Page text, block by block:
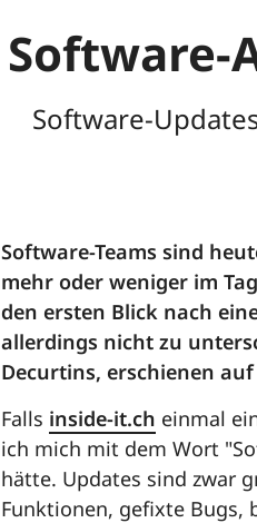
Software-
Software-Teams sind
mehr oder weniger im
den ersten Blick nach
allerdings nicht zu
Decurtins, erschienen
Falls inside-it.ch einmal
ich mich mit dem Wort
hätte. Updates sind zwar
Funktionen, gefixte Bugs,